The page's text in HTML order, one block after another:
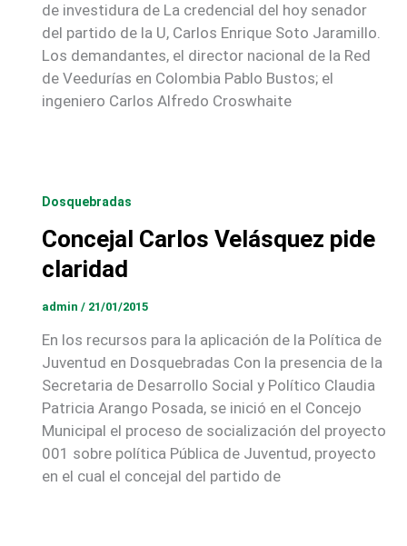
de investidura de La credencial del hoy senador
del partido de la U, Carlos Enrique Soto Jaramillo.
Los demandantes, el director nacional de la Red
de Veedurías en Colombia Pablo Bustos; el
ingeniero Carlos Alfredo Croswhaite
Dosquebradas
Concejal Carlos Velásquez pide
claridad
admin / 21/01/2015
En los recursos para la aplicación de la Política de
Juventud en Dosquebradas Con la presencia de la
Secretaria de Desarrollo Social y Político Claudia
Patricia Arango Posada, se inició en el Concejo
Municipal el proceso de socialización del proyecto
001 sobre política Pública de Juventud, proyecto
en el cual el concejal del partido de